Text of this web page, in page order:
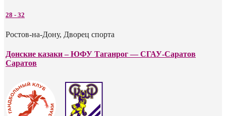
28 - 32
Ростов-на-Дону, Дворец спорта
Донские казаки – ЮФУ Таганрог — СГАУ-Саратов
Саратов